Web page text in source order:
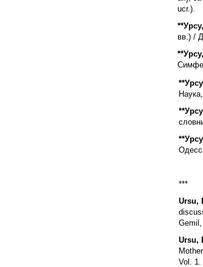
ucr.).
**Урсу,
вв.) /
**Урсу,
**Урсу
**Урсу
**Урсу
***
Ursu,
Ursu,
Vol. 1.